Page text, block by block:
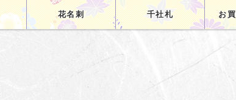
コン
花名刺
千社札 お